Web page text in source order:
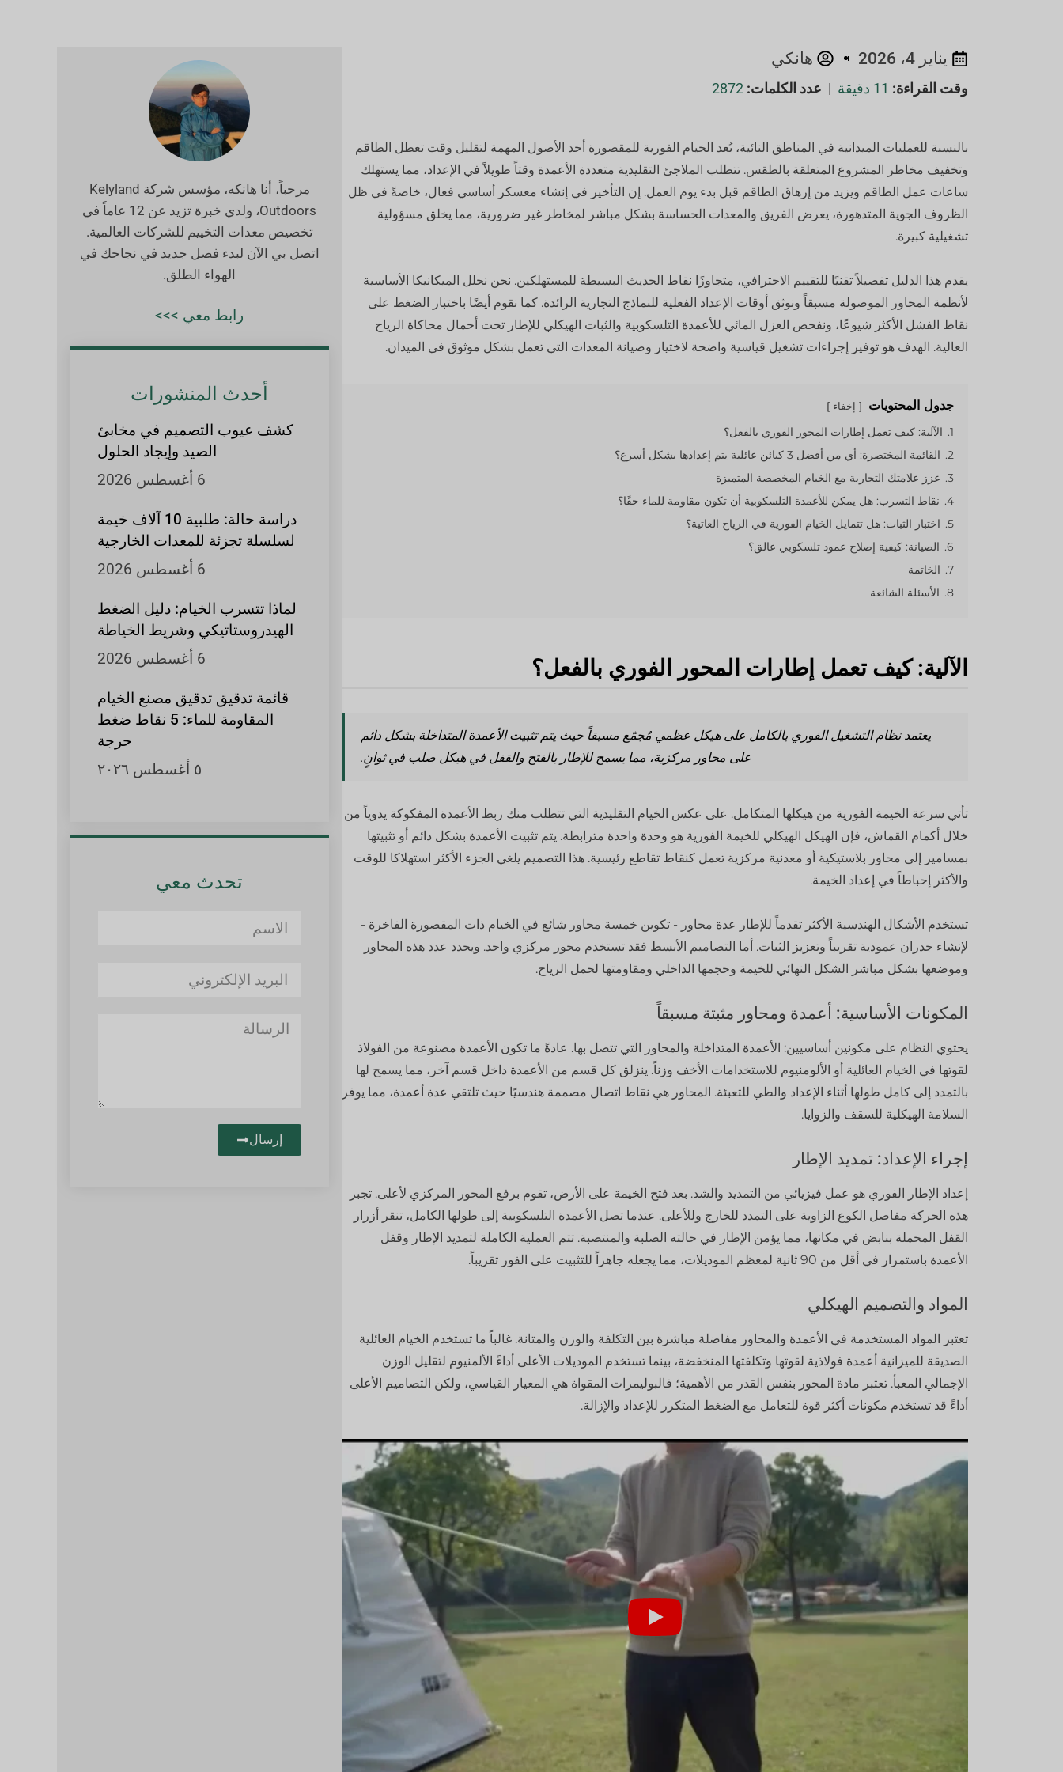
يناير 4، 2026 هانكي
وقت القراءة: 11 دقيقة | عدد الكلمات: 2872
بالنسبة للعمليات الميدانية في المناطق النائية، تُعد الخيام الفورية للمقصورة أحد الأصول المهمة لتقليل وقت تعطل الطاقم
وتخفيف مخاطر المشروع المتعلقة بالطقس. تتطلب الملاجئ التقليدية متعددة الأعمدة وقتاً طويلاً في الإعداد، مما يستهلك
ساعات عمل الطاقم ويزيد من إرهاق الطاقم قبل بدء يوم العمل. إن التأخير في إنشاء معسكر أساسي فعال، خاصةً في ظل
الظروف الجوية المتدهورة، يعرض الفريق والمعدات الحساسة بشكل مباشر لمخاطر غير ضرورية، مما يخلق مسؤولية
تشغيلية كبيرة.
يقدم هذا الدليل تفصيلاً تقنيًا للتقييم الاحترافي، متجاوزًا نقاط الحديث البسيطة للمستهلكين. نحن نحلل الميكانيكا الأساسية
لأنظمة المحاور الموصولة مسبقاً ونوثق أوقات الإعداد الفعلية للنماذج التجارية الرائدة. كما نقوم أيضًا باختبار الضغط على
نقاط الفشل الأكثر شيوعًا، ونفحص العزل المائي للأعمدة التلسكوبية والثبات الهيكلي للإطار تحت أحمال محاكاة الرياح
العالية. الهدف هو توفير إجراءات تشغيل قياسية واضحة لاختيار وصيانة المعدات التي تعمل بشكل موثوق في الميدان.
جدول المحتويات إخفاء
1. الآلية: كيف تعمل إطارات المحور الفوري بالفعل؟
2. القائمة المختصرة: أي من أفضل 3 كبائن عائلية يتم إعدادها بشكل أسرع؟
3. عزز علامتك التجارية مع الخيام المخصصة المتميزة
4. نقاط التسرب: هل يمكن للأعمدة التلسكوبية أن تكون مقاومة للماء حقًا؟
5. اختبار الثبات: هل تتمايل الخيام الفورية في الرياح العاتية؟
6. الصيانة: كيفية إصلاح عمود تلسكوبي عالق؟
7. الخاتمة
8. الأسئلة الشائعة
الآلية: كيف تعمل إطارات المحور الفوري بالفعل؟
يعتمد نظام التشغيل الفوري بالكامل على هيكل عظمي مُجمّع مسبقاً حيث يتم تثبيت الأعمدة المتداخلة بشكل دائم
على محاور مركزية، مما يسمح للإطار بالفتح والقفل في هيكل صلب في ثوانٍ.
تأتي سرعة الخيمة الفورية من هيكلها المتكامل. على عكس الخيام التقليدية التي تتطلب منك ربط الأعمدة المفكوكة يدوياً من
خلال أكمام القماش، فإن الهيكل الهيكلي للخيمة الفورية هو وحدة واحدة مترابطة. يتم تثبيت الأعمدة بشكل دائم أو تثبيتها
بمسامير إلى محاور بلاستيكية أو معدنية مركزية تعمل كنقاط تقاطع رئيسية. هذا التصميم يلغي الجزء الأكثر استهلاكا للوقت
والأكثر إحباطاً في إعداد الخيمة.
تستخدم الأشكال الهندسية الأكثر تقدماً للإطار عدة محاور - تكوين خمسة محاور شائع في الخيام ذات المقصورة الفاخرة -
لإنشاء جدران عمودية تقريباً وتعزيز الثبات. أما التصاميم الأبسط فقد تستخدم محور مركزي واحد. ويحدد عدد هذه المحاور
وموضعها بشكل مباشر الشكل النهائي للخيمة وحجمها الداخلي ومقاومتها لحمل الرياح.
المكونات الأساسية: أعمدة ومحاور مثبتة مسبقاً
يحتوي النظام على مكونين أساسيين: الأعمدة المتداخلة والمحاور التي تتصل بها. عادةً ما تكون الأعمدة مصنوعة من الفولاذ
لقوتها في الخيام العائلية أو الألومنيوم للاستخدامات الأخف وزناً. ينزلق كل قسم من الأعمدة داخل قسم آخر، مما يسمح لها
بالتمدد إلى كامل طولها أثناء الإعداد والطي للتعبئة. المحاور هي نقاط اتصال مصممة هندسيًا حيث تلتقي عدة أعمدة، مما يوفر
السلامة الهيكلية للسقف والزوايا.
إجراء الإعداد: تمديد الإطار
إعداد الإطار الفوري هو عمل فيزيائي من التمديد والشد. بعد فتح الخيمة على الأرض، تقوم برفع المحور المركزي لأعلى. تجبر
هذه الحركة مفاصل الكوع الزاوية على التمدد للخارج وللأعلى. عندما تصل الأعمدة التلسكوبية إلى طولها الكامل، تنقر أزرار
القفل المحملة بنابض في مكانها، مما يؤمن الإطار في حالته الصلبة والمنتصبة. تتم العملية الكاملة لتمديد الإطار وقفل
الأعمدة باستمرار في أقل من 90 ثانية لمعظم الموديلات، مما يجعله جاهزاً للتثبيت على الفور تقريباً.
المواد والتصميم الهيكلي
تعتبر المواد المستخدمة في الأعمدة والمحاور مفاضلة مباشرة بين التكلفة والوزن والمتانة. غالباً ما تستخدم الخيام العائلية
الصديقة للميزانية أعمدة فولاذية لقوتها وتكلفتها المنخفضة، بينما تستخدم الموديلات الأعلى أداءً الألمنيوم لتقليل الوزن
الإجمالي المعبأ. تعتبر مادة المحور بنفس القدر من الأهمية؛ فالبوليمرات المقواة هي المعيار القياسي، ولكن التصاميم الأعلى
أداءً قد تستخدم مكونات أكثر قوة للتعامل مع الضغط المتكرر للإعداد والإزالة.
مرحباً، أنا هانكه، مؤسس شركة Kelyland
Outdoors، ولدي خبرة تزيد عن 12 عاماً في
تخصيص معدات التخييم للشركات العالمية.
اتصل بي الآن لبدء فصل جديد في نجاحك في
الهواء الطلق.
رابط معي >>>
أحدث المنشورات
كشف عيوب التصميم في مخابئ
الصيد وإيجاد الحلول
6 أغسطس 2026
دراسة حالة: طلبية 10 آلاف خيمة
لسلسلة تجزئة للمعدات الخارجية
6 أغسطس 2026
لماذا تتسرب الخيام: دليل الضغط
الهيدروستاتيكي وشريط الخياطة
6 أغسطس 2026
قائمة تدقيق تدقيق مصنع الخيام
المقاومة للماء: 5 نقاط ضغط
حرجة
٥ أغسطس ٢٠٢٦
تحدث معي
إرسال